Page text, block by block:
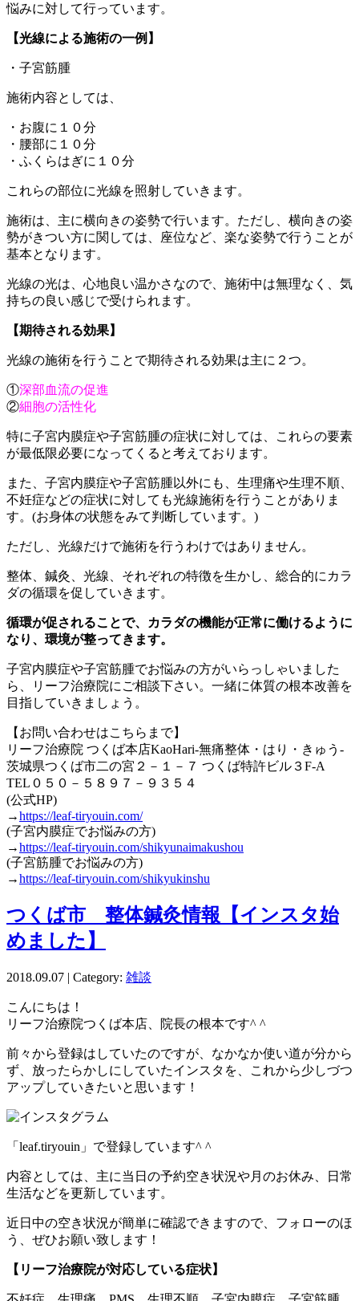
悩みに対して行っています。
【光線による施術の一例】
・子宮筋腫
施術内容としては、
・お腹に１０分
・腰部に１０分
・ふくらはぎに１０分
これらの部位に光線を照射していきます。
施術は、主に横向きの姿勢で行います。ただし、横向きの姿
勢がきつい方に関しては、座位など、楽な姿勢で行うことが
基本となります。
光線の光は、心地良い温かさなので、施術中は無理なく、気
持ちの良い感じで受けられます。
【期待される効果】
光線の施術を行うことで期待される効果は主に２つ。
①深部血流の促進
②細胞の活性化
特に子宮内膜症や子宮筋腫の症状に対しては、これらの要素
が最低限必要になってくると考えております。
また、子宮内膜症や子宮筋腫以外にも、生理痛や生理不順、
不妊症などの症状に対しても光線施術を行うことがありま
す。(お身体の状態をみて判断しています。)
ただし、光線だけで施術を行うわけではありません。
整体、鍼灸、光線、それぞれの特徴を生かし、総合的にカラ
ダの循環を促していきます。
循環が促されることで、カラダの機能が正常に働けるように
なり、環境が整ってきます。
子宮内膜症や子宮筋腫でお悩みの方がいらっしゃいました
ら、リーフ治療院にご相談下さい。一緒に体質の根本改善を
目指していきましょう。
【お問い合わせはこちらまで】
リーフ治療院 つくば本店KaoHari-無痛整体・はり・きゅう-
茨城県つくば市二の宮２－１－７ つくば特許ビル３F-A
TEL０５０－５８９７－９３５４
(公式HP)
→https://leaf-tiryouin.com/
(子宮内膜症でお悩みの方)
→https://leaf-tiryouin.com/shikyunaimakushou
(子宮筋腫でお悩みの方)
→https://leaf-tiryouin.com/shikyukinshu
つくば市 整体鍼灸情報【インスタ始
めました】
2018.09.07 | Category: 雑談
こんにちは！
リーフ治療院つくば本店、院長の根本です^ ^
前々から登録はしていたのですが、なかなか使い道が分から
ず、放ったらかしにしていたインスタを、これから少しづつ
アップしていきたいと思います！
「leaf.tiryouin」で登録しています^ ^
内容としては、主に当日の予約空き状況や月のお休み、日常
生活などを更新しています。
近日中の空き状況が簡単に確認できますので、フォローのほ
う、ぜひお願い致します！
【リーフ治療院が対応している症状】